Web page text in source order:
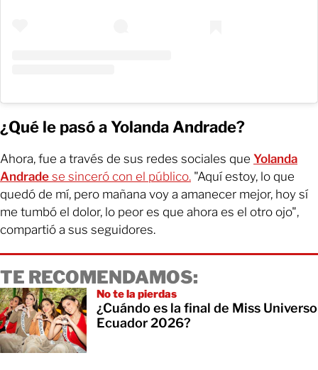
¿Qué le pasó a Yolanda Andrade?
Ahora, fue a través de sus redes sociales que Yolanda
Andrade se sinceró con el público. "Aquí estoy, lo que
quedó de mí, pero mañana voy a amanecer mejor, hoy sí
me tumbó el dolor, lo peor es que ahora es el otro ojo",
compartió a sus seguidores.
TE RECOMENDAMOS:
No te la pierdas
¿Cuándo es la final de Miss Universo
Ecuador 2026?